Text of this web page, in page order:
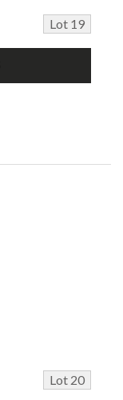
Lot 19
Lot 20